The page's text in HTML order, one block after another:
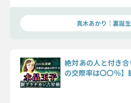
真木あかり｜裏誕
絶対あの人と付き
の交際率は〇〇％】